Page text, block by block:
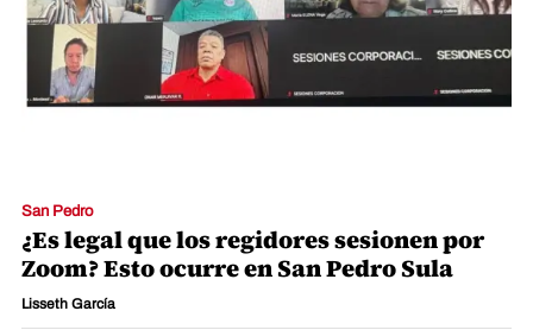
San Pedro
¿Es legal que los regidores sesionen por
Zoom? Esto ocurre en San Pedro Sula
Lisseth García